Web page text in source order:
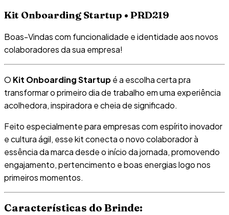
Kit Onboarding Startup • PRD219
Boas-Vindas com funcionalidade e identidade aos novos
colaboradores da sua empresa!
O Kit Onboarding Startupé a escolha certa pra
transformar o primeiro dia de trabalho em uma experiência
acolhedora, inspiradora e cheia de significado.
Feito especialmente para empresas com espírito inovador
e cultura ágil, esse kit conecta o novo colaborador à
essência da marca desde o início da jornada, promovendo
engajamento, pertencimento e boas energias logo nos
primeiros momentos.
Características do Brinde: